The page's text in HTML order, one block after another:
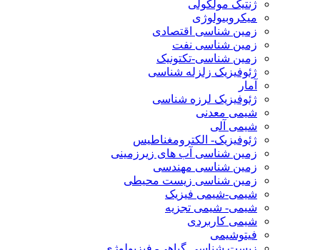
ژنتیک مولکولی
میکروبیولوژی
زمین شناسی اقتصادی
زمین شناسی نفت
زمین شناسی-تکتونیک
ژئوفیزیک زلزله شناسی
آمار
ژئوفیزیک لرزه شناسی
شیمی معدنی
شیمی آلی
ژئوفیزیک- الکترومغناطیس
زمین شناسی آب های زیرزمینی
زمین شناسی مهندسی
زمین شناسی زیست محیطی
شیمی-شیمی فیزیک
شیمی- شیمی تجزیه
شیمی کاربردی
فیتوشیمی